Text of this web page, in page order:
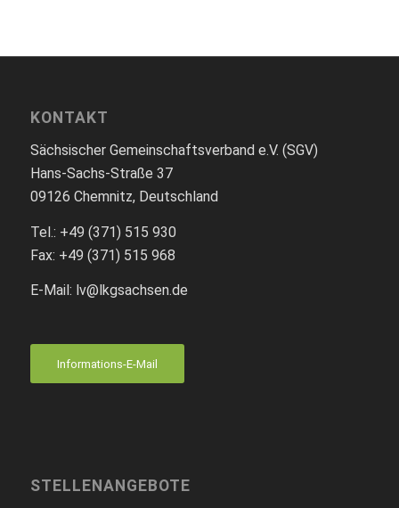
KONTAKT
Sächsischer Gemeinschaftsverband e.V. (SGV)
Hans-Sachs-Straße 37
09126 Chemnitz, Deutschland
Tel.: +49 (371) 515 930
Fax: +49 (371) 515 968
E-Mail: lv@lkgsachsen.de
Informations-E-Mail
STELLENANGEBOTE